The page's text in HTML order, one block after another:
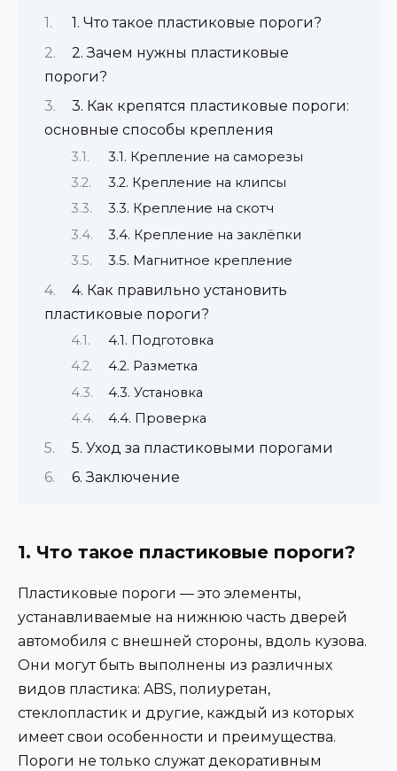
1. Что такое пластиковые пороги?
2. Зачем нужны пластиковые
пороги?
3. Как крепятся пластиковые пороги:
основные способы крепления
3.1. Крепление на саморезы
3.2. Крепление на клипсы
3.3. Крепление на скотч
3.4. Крепление на заклёпки
3.5. Магнитное крепление
4. Как правильно установить
пластиковые пороги?
4.1. Подготовка
4.2. Разметка
4.3. Установка
4.4. Проверка
5. Уход за пластиковыми порогами
6. Заключение
1. Что такое пластиковые пороги?
Пластиковые пороги — это элементы,
устанавливаемые на нижнюю часть дверей
автомобиля с внешней стороны, вдоль кузова.
Они могут быть выполнены из различных
видов пластика: ABS, полиуретан,
стеклопластик и другие, каждый из которых
имеет свои особенности и преимущества.
Пороги не только служат декоративным